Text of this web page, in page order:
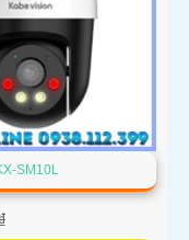
SM10L